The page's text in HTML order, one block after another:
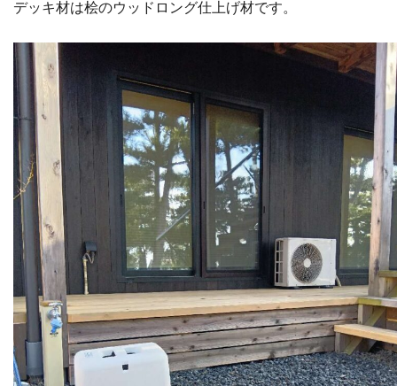
デッキ材は桧のウッドロング仕上げ材です。